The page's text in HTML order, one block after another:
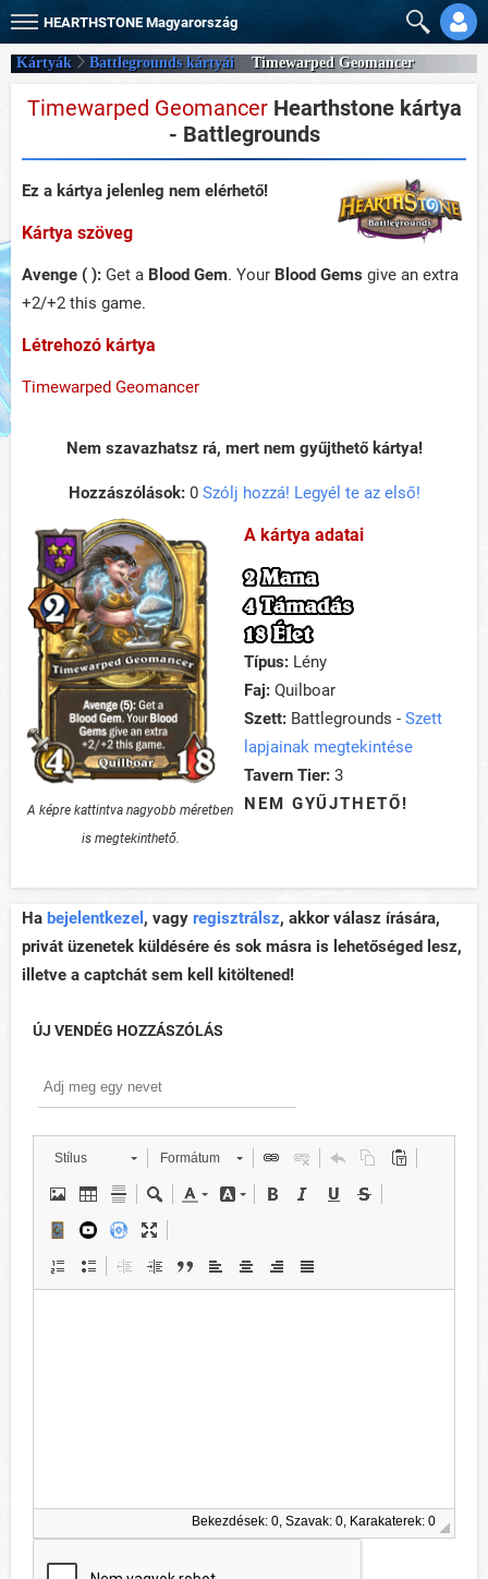
HEARTHSTONE Magyarország
Kártyák Battlegrounds kártyái Timewarped Geomancer
Timewarped GeomancerHearthstone kártya
- Battlegrounds
Ez a kártya jelenleg nem elérhető!
Kártya szöveg
Avenge ( ): Get a Blood Gem. Your Blood Gems give an extra
+2/+2 this game.
Létrehozó kártya
Timewarped Geomancer
Nem szavazhatsz rá, mert nem gyűjthető kártya!
Hozzászólások:0 Szólj hozzá! Legyél te az első!
A képre kattintva nagyobb méretben
is megtekinthető.
A kártya adatai
2 Mana
4 Támadás
18 Élet
Típus: Lény
Faj: Quilboar
Szett: Battlegrounds - Szett
lapjainak megtekintése
Tavern Tier: 3
NEM GYŰJTHETŐ!
Ha bejelentkezel , vagy regisztrálsz, akkor válasz írására,
privát üzenetek küldésére és sok másra is lehetőséged lesz,
illetve a captchát sem kell kitöltened!
ÚJ VENDÉG HOZZÁSZÓLÁS
Stílus Formátum
Bekezdések: 0, Szavak: 0, Karakaterek: 0